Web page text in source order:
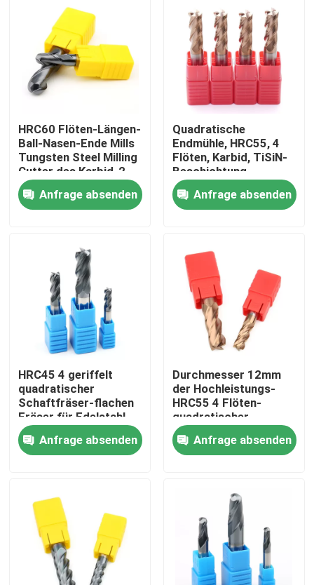
Heim
Über uns
Fabrik-Tour
Qualitätskontrolle
Kontaktiere uns
Fordern Sie ein Angebot an
Wolframhartmetalleinsätze
HRC60 Flöten-Längen-
Ball-Nasen-Ende Mills
Tungsten Steel Milling
Cutter des Karbid-2
mit Ball-Kopf
Anfrage absenden
Quadratische
Endmühle, HRC55, 4
Flöten, Karbid, TiSiN-
Beschichtung
Anfrage absenden
HRC45 4 geriffelt
quadratischer
Schaftfräser-flachen
Fräser für Edelstahl
Anfrage absenden
Durchmesser 12mm
der Hochleistungs-
HRC55 4 Flöten-
quadratischer
Schaftfräser für
Stahlroheisen
Anfrage absenden